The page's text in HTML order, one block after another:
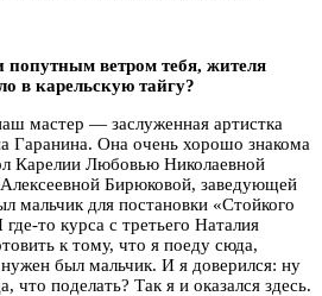
попутным ветром тебя, жителя
в карельскую тайгу?
мастер — заслуженная артистка
Гаранина. Она очень хорошо знакома
Карелии Любовью Николаевной
Бирюковой, заведующей
мальчик для постановки «Стойкого
то курса с третьего Наталия
к тому, что я поеду сюда,
был мальчик. И я доверился: ну
что поделать? Так я и оказался здесь.